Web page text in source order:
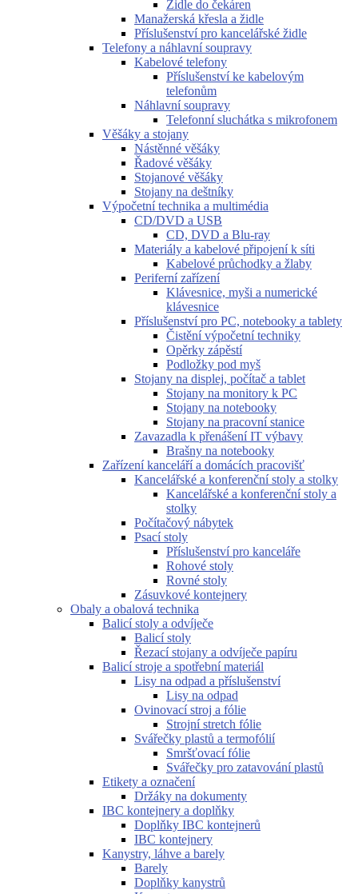
Židle do čekáren
Manažerská křesla a židle
Příslušenství pro kancelářské židle
Telefony a náhlavní soupravy
Kabelové telefony
Příslušenství ke kabelovým
telefonům
Náhlavní soupravy
Telefonní sluchátka s mikrofonem
Věšáky a stojany
Nástěnné věšáky
Řadové věšáky
Stojanové věšáky
Stojany na deštníky
Výpočetní technika a multimédia
CD/DVD a USB
CD, DVD a Blu-ray
Materiály a kabelové připojení k síti
Kabelové průchodky a žlaby
Periferní zařízení
Klávesnice, myši a numerické
klávesnice
Příslušenství pro PC, notebooky a tablety
Čistění výpočetní techniky
Opěrky zápěstí
Podložky pod myš
Stojany na displej, počítač a tablet
Stojany na monitory k PC
Stojany na notebooky
Stojany na pracovní stanice
Zavazadla k přenášení IT výbavy
Brašny na notebooky
Zařízení kanceláří a domácích pracovišť
Kancelářské a konferenční stoly a stolky
Kancelářské a konferenční stoly a
stolky
Počítačový nábytek
Psací stoly
Příslušenství pro kanceláře
Rohové stoly
Rovné stoly
Zásuvkové kontejnery
Obaly a obalová technika
Balicí stoly a odvíječe
Balicí stoly
Řezací stojany a odvíječe papíru
Balicí stroje a spotřební materiál
Lisy na odpad a příslušenství
Lisy na odpad
Ovinovací stroj a fólie
Strojní stretch fólie
Svářečky plastů a termofólií
Smršťovací fólie
Svářečky pro zatavování plastů
Etikety a označení
Držáky na dokumenty
IBC kontejnery a doplňky
Doplňky IBC kontejnerů
IBC kontejnery
Kanystry, láhve a barely
Barely
Doplňky kanystrů